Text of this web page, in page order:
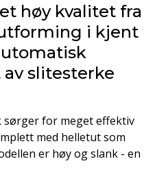
høy kvalitet fra
i kjent
slitesterke
sørger for meget effektiv
med helletut som
er høy og slank - en